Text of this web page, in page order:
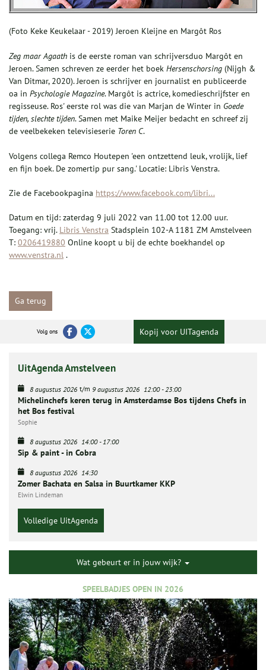
(Foto Keke Keukelaar - 2019) Jeroen Kleijne en Margôt Ros
Zeg maar Agaath is de eerste roman van schrijversduo Margôt en
Jeroen. Samen schreven ze eerder het boek Hersenschorsing (Nijgh &
Van Ditmar, 2020). Jeroen is schrijver en journalist en publiceerde
oa in Psychologie Magazine. Margôt is actrice, komedieschrijfster en
regisseuse. Ros' eerste rol was die van Marjan de Winter in Goede
tijden, slechte tijden. Samen met Maike Meijer bedacht en schreef zij
de veelbekeken televisieserie Toren C.
Volgens collega Remco Houtepen 'een ontzettend leuk, vrolijk, lief
en fijn boek. De zomertip pur sang.' Locatie: Libris Venstra.
Zie de Facebookpagina https://www.facebook.com/libri...
Datum en tijd: zaterdag 9 juli 2022 van 11.00 tot 12.00 uur.
Toegang: vrij. Libris Venstra Stadsplein 102-A 1181 ZM Amstelveen
T: 0206419880 Online koopt u bij de echte boekhandel op
www.venstra.nl .
Ga terug
Volg ons Kopij voor UITagenda
UitAgenda Amstelveen
8 augustus 2026 t/m 9 augustus 2026 12:00-23:00
Michelinchefs keren terug in Amsterdamse Bos tijdens Chefs in
het Bos festival
Sophie
8 augustus 2026 14:00-17:00
Sip & paint - in Cobra
8 augustus 2026 14:30
Zomer Bachata en Salsa in Buurtkamer KKP
Elwin Lindeman
Volledige UitAgenda
Wat gebeurt er in jouw wijk?
SPEELBADJES OPEN IN 2026